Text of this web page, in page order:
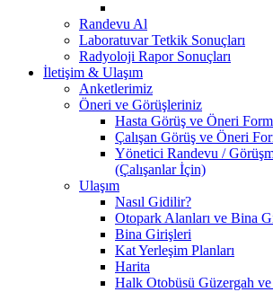
Randevu Al
Laboratuvar Tetkik Sonuçları
Radyoloji Rapor Sonuçları
İletişim & Ulaşım
Anketlerimiz
Öneri ve Görüşleriniz
Hasta Görüş ve Öneri
Çalışan Görüş ve Öneri
Yönetici Randevu /
(Çalışanlar İçin)
Ulaşım
Nasıl Gidilir?
Otopark Alanları ve Bina
Bina Girişleri
Kat Yerleşim Planları
Harita
Halk Otobüsü Güzergah